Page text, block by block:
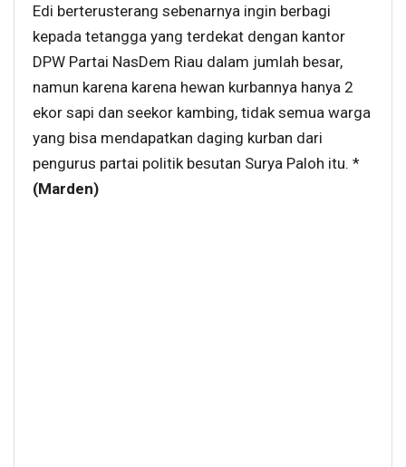
Edi berterusterang sebenarnya ingin berbagi
kepada tetangga yang terdekat dengan kantor
DPW Partai NasDem Riau dalam jumlah besar,
namun karena karena hewan kurbannya hanya 2
ekor sapi dan seekor kambing, tidak semua warga
yang bisa mendapatkan daging kurban dari
pengurus partai politik besutan Surya Paloh itu. *
(Marden)